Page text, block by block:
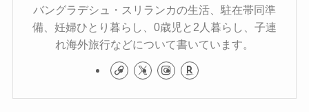
バングラデシュ・スリランカの生活、駐在帯同準
備、妊婦ひとり暮らし、0歳児と2人暮らし、子連
れ海外旅行などについて書いています。